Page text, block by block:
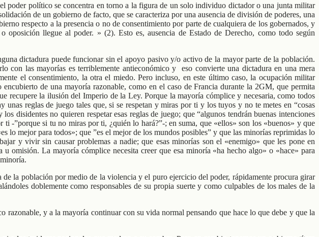
poder político se concentra en torno a la figura de un solo individuo dictador o una junta militar
de un gobierno de facto, que se caracteriza por una ausencia de división de poderes, una
respecto a la presencia o no de consentimiento por parte de cualquiera de los gobernados, y
llegue al poder. » (2). Esto es, ausencia de Estado de Derecho, como todo según
dictadura puede funcionar sin el apoyo pasivo y/o activo de la mayor parte de la población.
con las mayorías es terriblemente antieconómico y eso convierte una dictadura en una mera
el consentimiento, la otra el miedo. Pero incluso, en este último caso, la ocupación militar
de una mayoría razonable, como en el caso de Francia durante la 2GM, que permita
recupere la ilusión del Imperio de la Ley. Porque la mayoría cómplice y necesaria, como todos
reglas de juego tales que, si se respetan y miras por ti y los tuyos y no te metes en “cosas
disidentes no quieren respetar esas reglas de juego; que “algunos tendrán buenas intenciones
-”porque si tu no miras por ti, ¿quién lo hará?”-; en suma, que «ellos» son los «buenos» y que
lo mejor para todos»; que ”es el mejor de los mundos posibles” y que las minorías reprimidas lo
y vivir sin causar problemas a nadie; que esas minorías son el «enemigo» que les pone en
omisión. La mayoría cómplice necesita creer que esa minoría «ha hecho algo» o «hace» para
la población por medio de la violencia y el puro ejercicio del poder, rápidamente procura girar
doblemente como responsables de su propia suerte y como culpables de los males de la
y a la mayoría continuar con su vida normal pensando que hace lo que debe y que la